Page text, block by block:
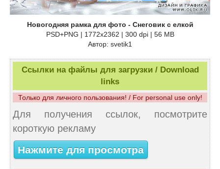
Новогодняя рамка для фото - Снеговик с елкой
PSD+PNG | 1772х2362 | 300 dpi | 56 MB
Автор: svetik1
Ссылки на файлы для загрузки / Download
links
Только для личного пользования! / For personal use only!
Для получения ссылок, посмотрите
короткую рекламу
Нажмите для просмотра